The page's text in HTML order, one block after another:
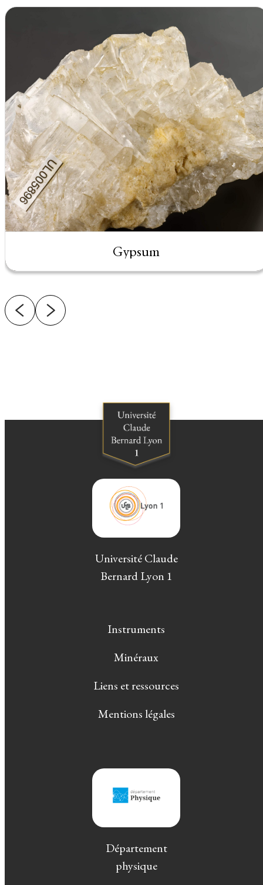
Gypsum
Université Claude
Bernard Lyon 1
Instruments
Minéraux
Liens et ressources
Mentions légales
Département
physique